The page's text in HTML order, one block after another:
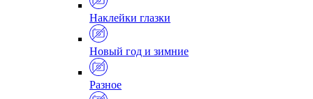
Наклейки глазки
Новый год и зимние
Разное